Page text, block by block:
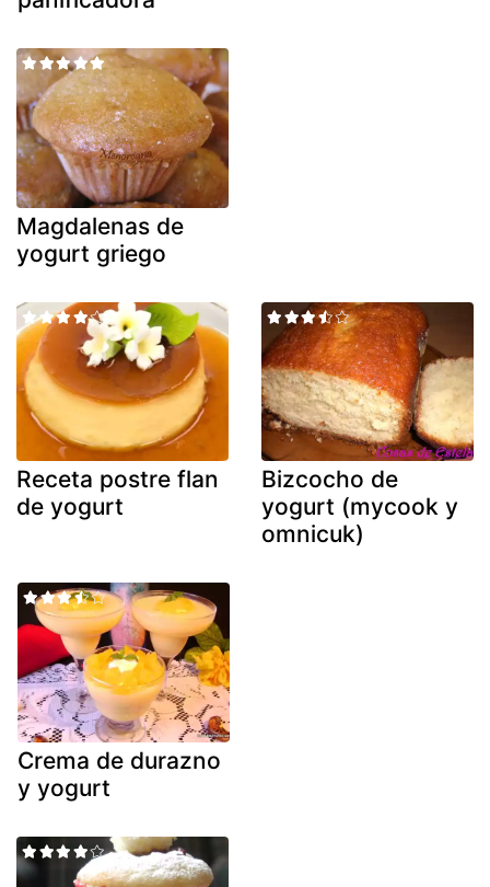
Magdalenas de
yogurt griego
Receta postre flan
de yogurt
Bizcocho de
yogurt (mycook y
omnicuk)
Crema de durazno
y yogurt